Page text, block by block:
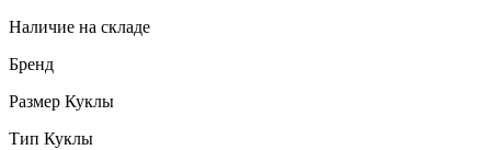
Наличие на складе
Бренд
Размер Куклы
Тип Куклы